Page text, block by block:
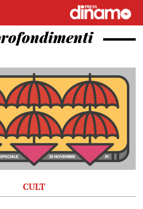
CULT